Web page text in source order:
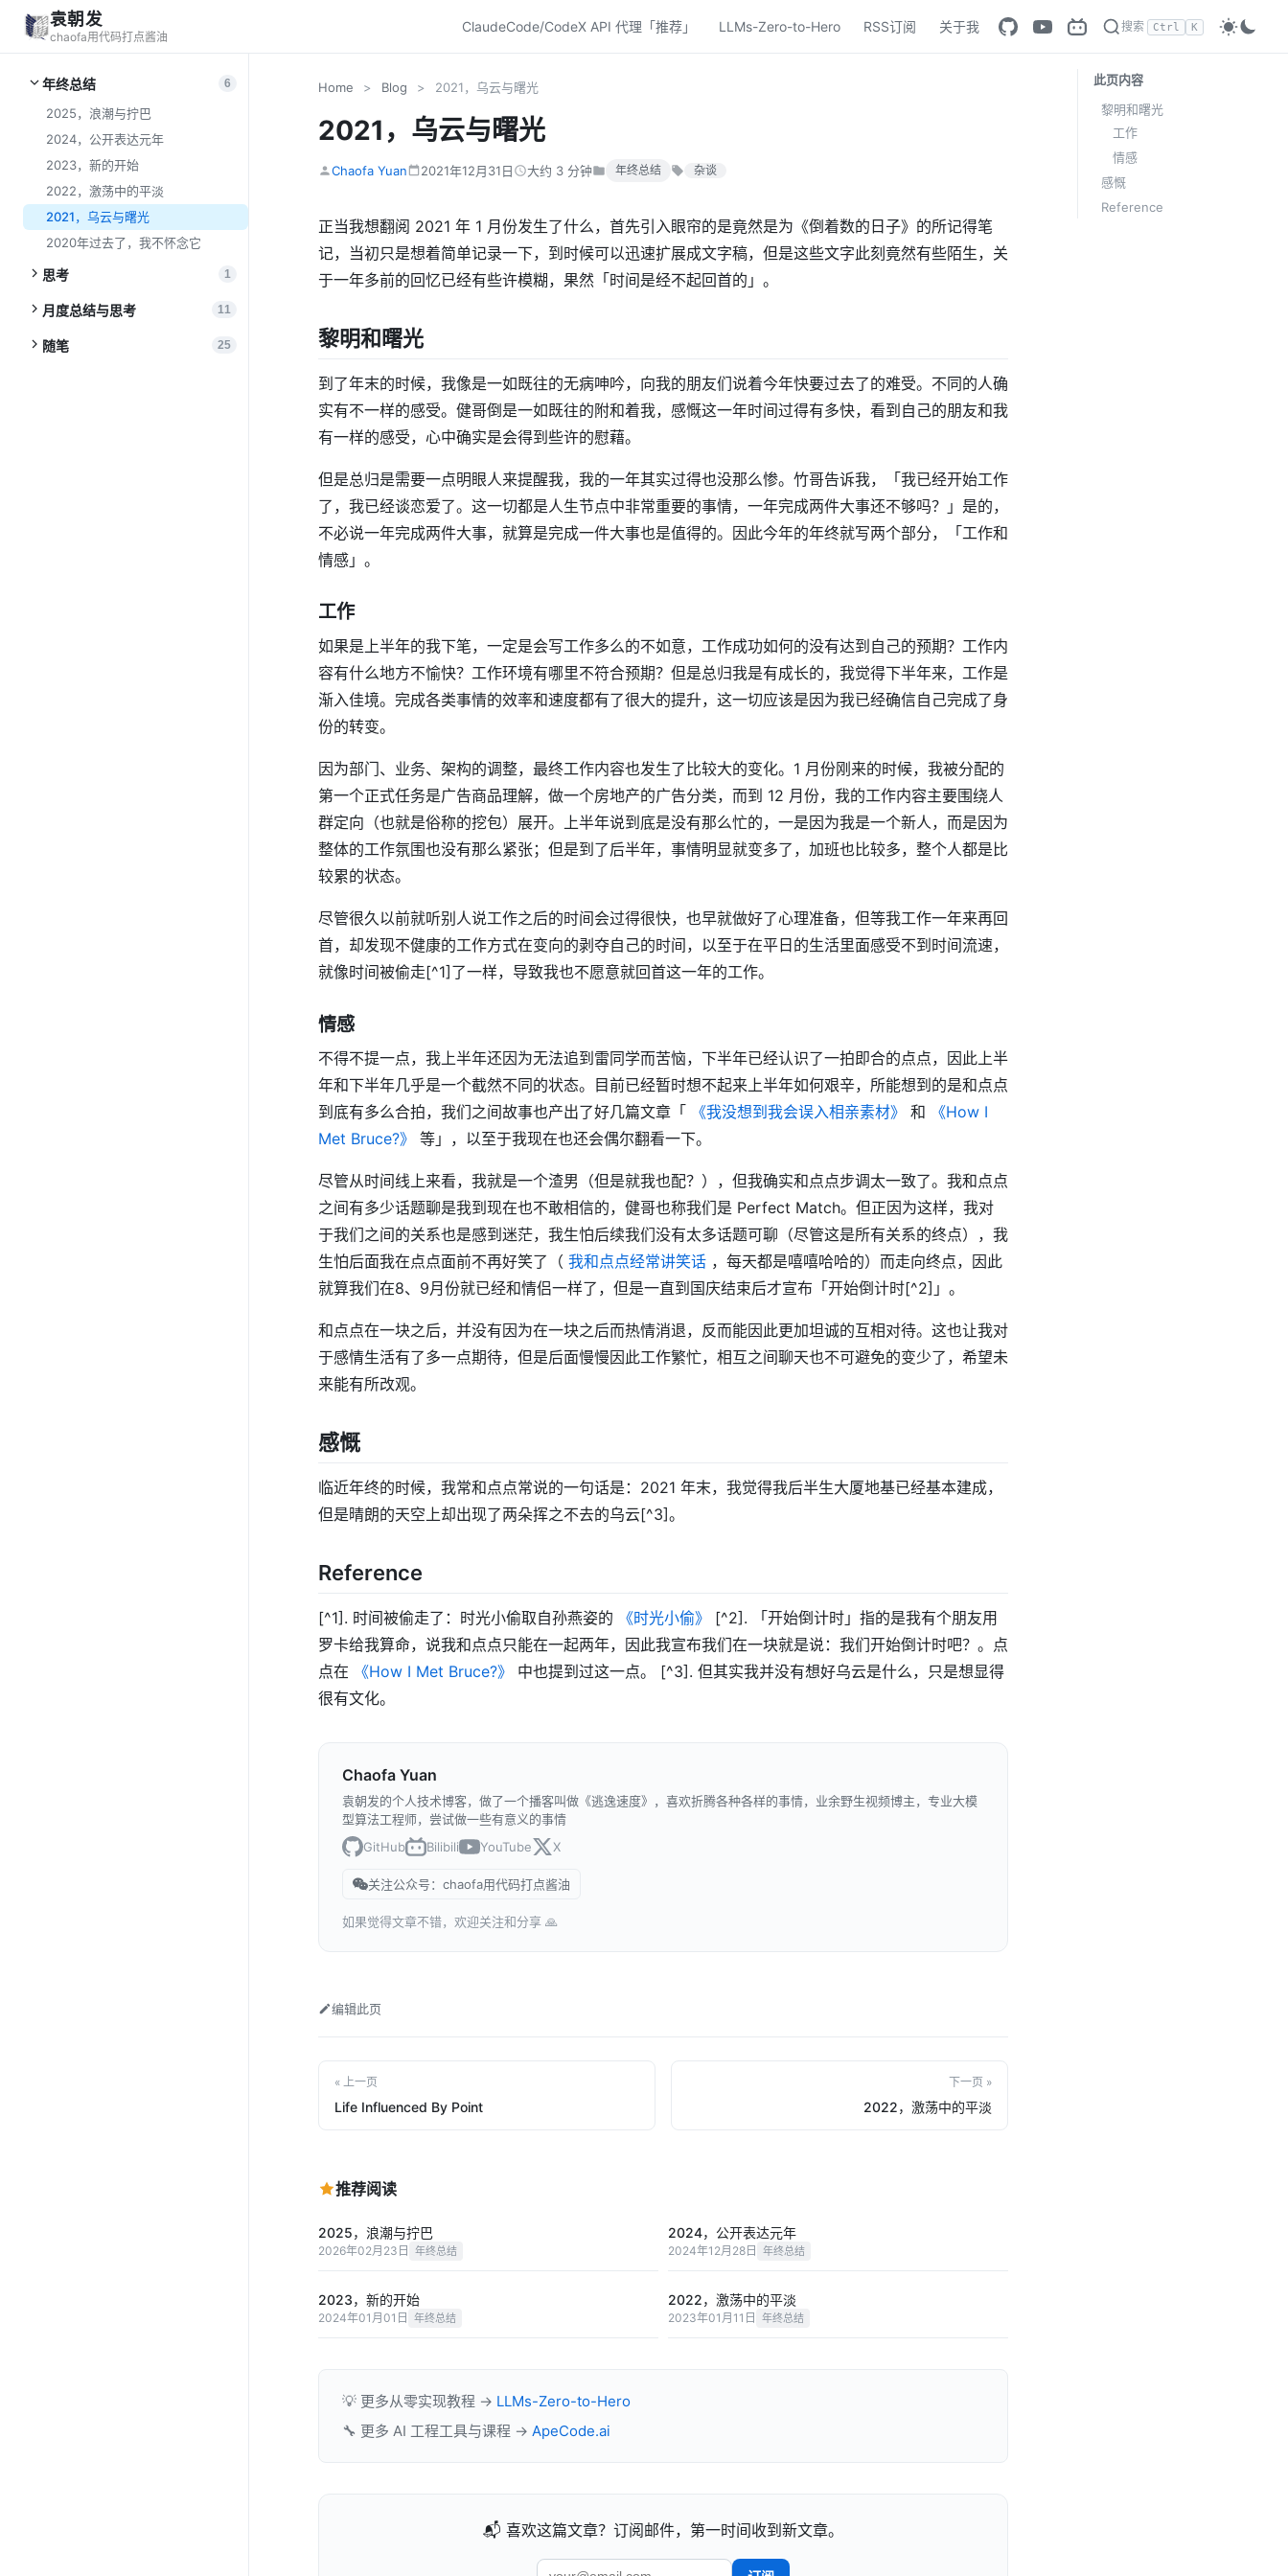
袁朝发
chaofa用代码打点酱油
ClaudeCode/CodeX API 代理「推荐」 LLMs-Zero-to-Hero RSS订阅 关于我 搜索 Ctrl K
年终总结 6
2025，浪潮与拧巴
2024，公开表达元年
2023，新的开始
2022，激荡中的平淡
2021，乌云与曙光
2020年过去了，我不怀念它
思考 1
月度总结与思考 11
随笔 25
Home > Blog > 2021，乌云与曙光
2021，乌云与曙光
Chaofa Yuan 2021年12月31日 大约 3 分钟 年终总结 杂谈
正当我想翻阅 2021 年 1 月份发生了什么，首先引入眼帘的是竟然是为《倒着数的日子》的所记得笔
记，当初只是想着简单记录一下，到时候可以迅速扩展成文字稿，但是这些文字此刻竟然有些陌生，关
于一年多前的回忆已经有些许模糊，果然「时间是经不起回首的」。
黎明和曙光
到了年末的时候，我像是一如既往的无病呻吟，向我的朋友们说着今年快要过去了的难受。不同的人确
实有不一样的感受。健哥倒是一如既往的附和着我，感慨这一年时间过得有多快，看到自己的朋友和我
有一样的感受，心中确实是会得到些许的慰藉。
但是总归是需要一点明眼人来提醒我，我的一年其实过得也没那么惨。竹哥告诉我，「我已经开始工作
了，我已经谈恋爱了。这一切都是人生节点中非常重要的事情，一年完成两件大事还不够吗？」是的，
不必说一年完成两件大事，就算是完成一件大事也是值得的。因此今年的年终就写两个部分，「工作和
情感」。
工作
如果是上半年的我下笔，一定是会写工作多么的不如意，工作成功如何的没有达到自己的预期？工作内
容有什么地方不愉快？工作环境有哪里不符合预期？但是总归我是有成长的，我觉得下半年来，工作是
渐入佳境。完成各类事情的效率和速度都有了很大的提升，这一切应该是因为我已经确信自己完成了身
份的转变。
因为部门、业务、架构的调整，最终工作内容也发生了比较大的变化。1 月份刚来的时候，我被分配的
第一个正式任务是广告商品理解，做一个房地产的广告分类，而到 12 月份，我的工作内容主要围绕人
群定向（也就是俗称的挖包）展开。上半年说到底是没有那么忙的，一是因为我是一个新人，而是因为
整体的工作氛围也没有那么紧张；但是到了后半年，事情明显就变多了，加班也比较多，整个人都是比
较累的状态。
尽管很久以前就听别人说工作之后的时间会过得很快，也早就做好了心理准备，但等我工作一年来再回
首，却发现不健康的工作方式在变向的剥夺自己的时间，以至于在平日的生活里面感受不到时间流速，
就像时间被偷走[^1]了一样，导致我也不愿意就回首这一年的工作。
情感
不得不提一点，我上半年还因为无法追到雷同学而苦恼，下半年已经认识了一拍即合的点点，因此上半
年和下半年几乎是一个截然不同的状态。目前已经暂时想不起来上半年如何艰辛，所能想到的是和点点
到底有多么合拍，我们之间故事也产出了好几篇文章「
《我没想到我会误入相亲素材》 和
《How I
Met Bruce?》
等」，以至于我现在也还会偶尔翻看一下。
尽管从时间线上来看，我就是一个渣男（但是就我也配？），但我确实和点点步调太一致了。我和点点
之间有多少话题聊是我到现在也不敢相信的，健哥也称我们是 Perfect Match。但正因为这样，我对
于我们之间的关系也是感到迷茫，我生怕后续我们没有太多话题可聊（尽管这是所有关系的终点），我
生怕后面我在点点面前不再好笑了（ 我和点点经常讲笑话 ，每天都是嘻嘻哈哈的）而走向终点，因此
就算我们在8、9月份就已经和情侣一样了，但是一直到国庆结束后才宣布「开始倒计时[^2]」。
和点点在一块之后，并没有因为在一块之后而热情消退，反而能因此更加坦诚的互相对待。这也让我对
于感情生活有了多一点期待，但是后面慢慢因此工作繁忙，相互之间聊天也不可避免的变少了，希望未
来能有所改观。
感慨
临近年终的时候，我常和点点常说的一句话是：2021 年末，我觉得我后半生大厦地基已经基本建成，
但是晴朗的天空上却出现了两朵挥之不去的乌云[^3]。
Reference
[^1]. 时间被偷走了：时光小偷取自孙燕姿的 《时光小偷》
[^2]. 「开始倒计时」指的是我有个朋友用
罗卡给我算命，说我和点点只能在一起两年，因此我宣布我们在一块就是说：我们开始倒计时吧？。点
点在
《How I Met Bruce?》
中也提到过这一点。 [^3]. 但其实我并没有想好乌云是什么，只是想显得
很有文化。
Chaofa Yuan
袁朝发的个人技术博客，做了一个播客叫做《逃逸速度》，喜欢折腾各种各样的事情，业余野生视频博主，专业大模
型算法工程师，尝试做一些有意义的事情
GitHub
Bilibili YouTube X
关注公众号：chaofa用代码打点酱油
如果觉得文章不错，欢迎关注和分享 🙏
编辑此页
« 上一页
Life Influenced By Point
下一页 »
2022，激荡中的平淡
推荐阅读
2025，浪潮与拧巴
2026年02月23日 年终总结
2024，公开表达元年
2024年12月28日 年终总结
2023，新的开始
2024年01月01日 年终总结
2022，激荡中的平淡
2023年01月11日 年终总结
💡 更多从零实现教程 → LLMs-Zero-to-Hero
🔧 更多 AI 工程工具与课程 → ApeCode.ai
📬 喜欢这篇文章？订阅邮件，第一时间收到新文章。
此页内容
黎明和曙光
工作
情感
感慨
Reference